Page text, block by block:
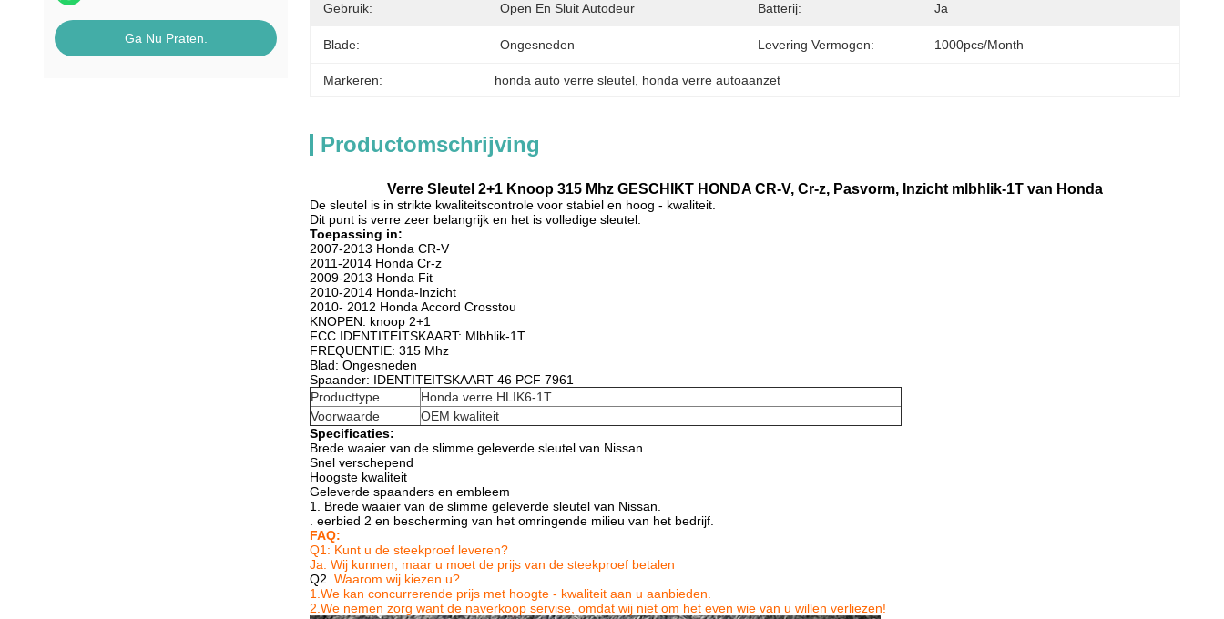
Ga Nu Praten.
Gebruik: Open En Sluit Autodeur Batterij: Ja
Blade: Ongesneden Levering Vermogen: 1000pcs/month
Markeren: honda auto verre sleutel honda verre autoaanzet
Productomschrijving
Verre Sleutel 2+1 Knoop 315 Mhz GESCHIKT HONDA CR-V, Cr-z, Pasvorm, Inzicht mlbhlik-1T van Honda
De sleutel is in strikte kwaliteitscontrole voor stabiel en hoog - kwaliteit.
Dit punt is verre zeer belangrijk en het is volledige sleutel.
Toepassing in:
2007-2013 Honda CR-V
2011-2014 Honda Cr-z
2009-2013 Honda Fit
2010-2014 Honda-Inzicht
2010- 2012 Honda Accord Crosstou
KNOPEN: knoop 2+1
FCC IDENTITEITSKAART: Mlbhlik-1T
FREQUENTIE: 315 Mhz
Blad: Ongesneden
Spaander: IDENTITEITSKAART 46 PCF 7961
Producttype
Honda verre HLIK6-1T
Voorwaarde
OEM kwaliteit
Specificaties:
Brede waaier van de slimme geleverde sleutel van Nissan
Snel verschepend
Hoogste kwaliteit
Geleverde spaanders en embleem
1. Brede waaier van de slimme geleverde sleutel van Nissan.
. eerbied 2 en bescherming van het omringende milieu van het bedrijf.
FAQ:
Q1: Kunt u de steekproef leveren?
Ja. Wij kunnen, maar u moet de prijs van de steekproef betalen
Q2. Waarom wij kiezen u?
1.We kan concurrerende prijs met hoogte - kwaliteit aan u aanbieden.
2.We nemen zorg want de naverkoop servise, omdat wij niet om het even wie van u willen verliezen!